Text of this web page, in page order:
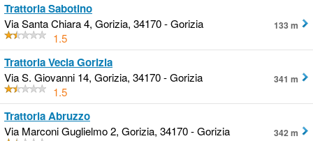
Trattoria Sabotino
Via Santa Chiara 4, Gorizia, 34170 - Gorizia
1.5
133 m
Trattoria Vecia Gorizia
Via S. Giovanni 14, Gorizia, 34170 - Gorizia
1.5
341 m
Trattoria Abruzzo
Via Marconi Guglielmo 2, Gorizia, 34170 - Gorizia
342 m